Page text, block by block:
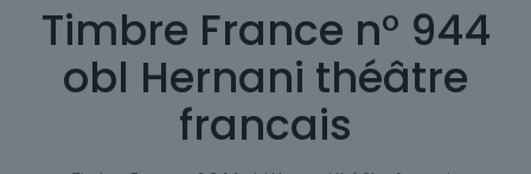
Timbre France n° 944
obl Hernani théâtre
francais